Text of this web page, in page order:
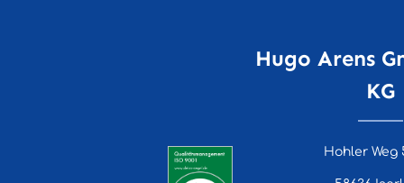
Hugo Arens
KG
Hohler Weg